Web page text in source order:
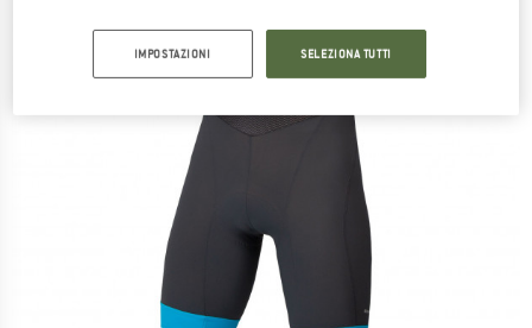
IMPOSTAZIONI SELEZIONA TUTTI